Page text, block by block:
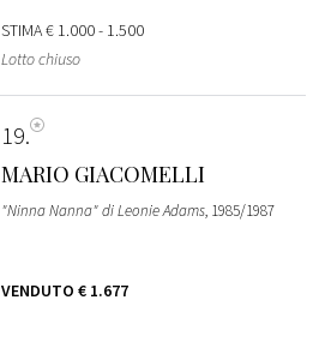
STIMA€ 1.000 - 1.500
Lotto chiuso
19
MARIO GIACOMELLI
"Ninna Nanna" di Leonie Adams, 1985/1987
VENDUTO € 1.677